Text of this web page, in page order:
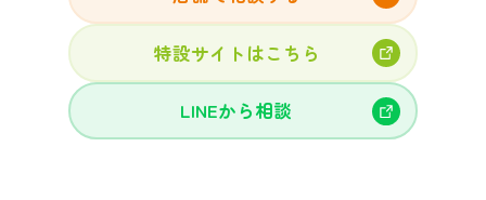
特設サイトはこちら
LINEから相談